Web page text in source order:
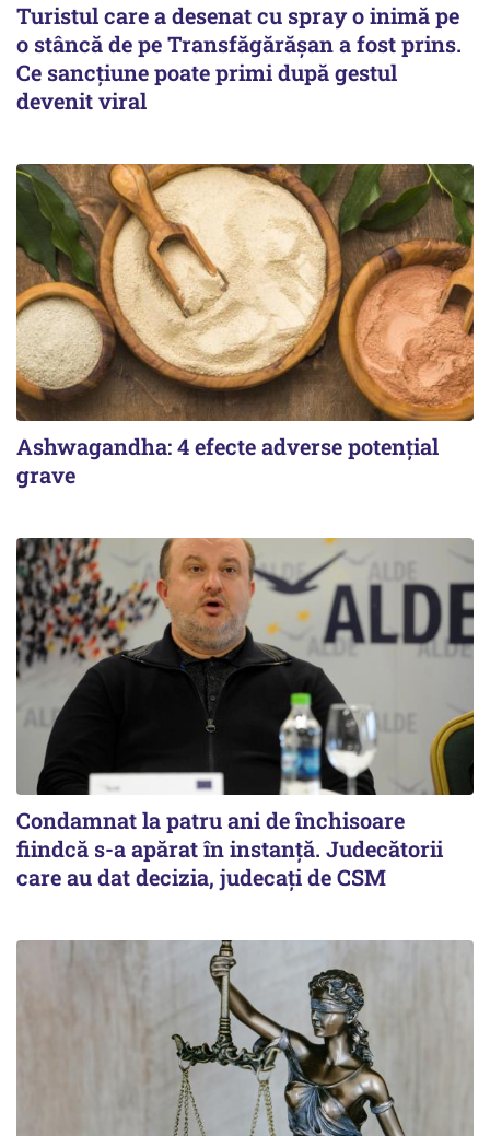
Turistul care a desenat cu spray o inimă pe
o stâncă de pe Transfăgărășan a fost prins.
Ce sancțiune poate primi după gestul
devenit viral
Ashwagandha: 4 efecte adverse potențial
grave
Condamnat la patru ani de închisoare
fiindcă s-a apărat în instanță. Judecătorii
care au dat decizia, judecați de CSM